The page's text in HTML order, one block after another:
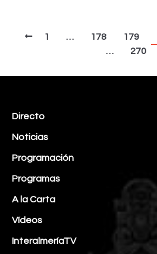
1 … 178 179
…
270
Directo
Noticias
Programación
Programas
A la Carta
Vídeos
InteralmeríaTV